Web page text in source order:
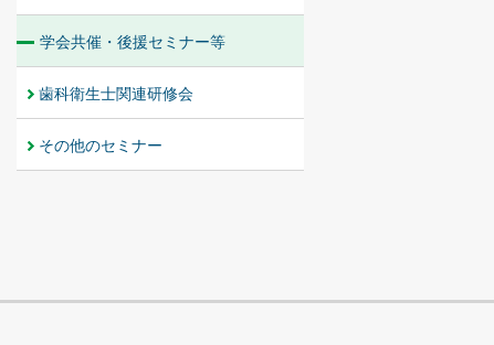
学会共催・後援セミナー等
歯科衛生士関連研修会
その他のセミナー